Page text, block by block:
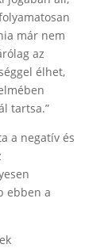
már nem
az
élhet,
tartsa.”
a negatív és
ebben a